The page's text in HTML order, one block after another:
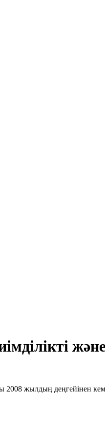
және
2008 жылдың деңгейінен